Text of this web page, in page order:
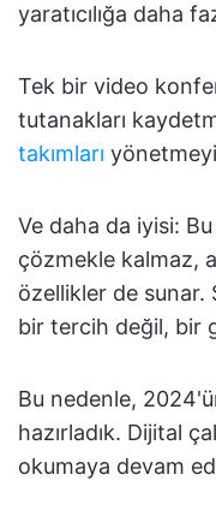
yaratıcılığa daha
Tek bir video
tutanakları
takımları
Ve daha da iyisi: Bu
çözmekle kalmaz,
özellikler de sunar.
bir tercih değil, bir
Bu nedenle,
hazırladık. Dijital
okumaya devam